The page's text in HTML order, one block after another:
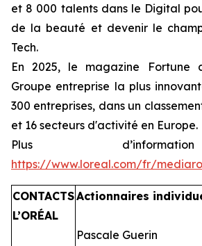
et 8 000 talents dans le Digital
de la beauté et devenir le
Tech.
En 2025, le magazine Fortune
Groupe entreprise la plus
300 entreprises, dans un
et 16 secteurs d'activité en Europe.
Plus
https://www.loreal.com/fr/
CONTACTS
L’ORÉAL
Actionnaires
Pascale Guerin